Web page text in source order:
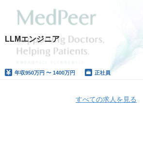
LLMエンジニア
年収950万円 〜 1400万円 正社員
すべての求人を見る